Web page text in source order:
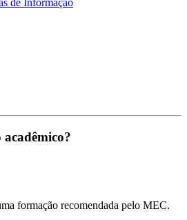
de Informação
formação recomendada pelo MEC.